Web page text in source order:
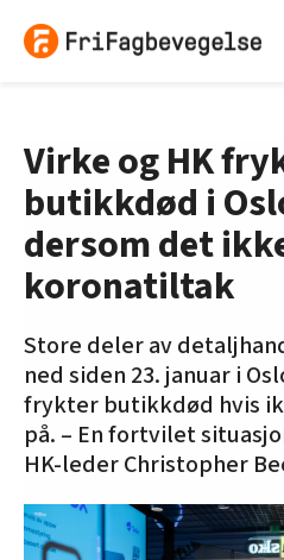
Virke og HK
butikkdød i
dersom det
koronatiltak
Store deler av
ned siden 23. januar i
frykter butikkdød hvis
på. – En fortvilet
HK-leder Christopher